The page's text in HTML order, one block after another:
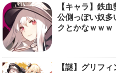
【キャラ】鉄
公側っぽい奴
クとかなｗｗｗ
【謎】グリフ